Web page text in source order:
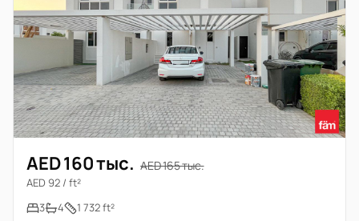
AED 160 тыс. AED 165 тыс.
AED 92 / ft²
3
4 1 732 ft²